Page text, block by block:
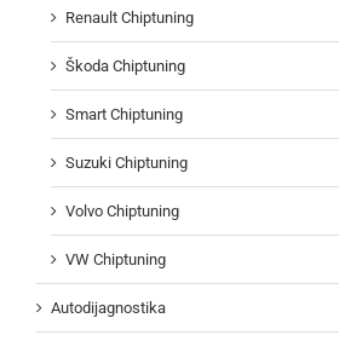
Renault Chiptuning
Škoda Chiptuning
Smart Chiptuning
Suzuki Chiptuning
Volvo Chiptuning
VW Chiptuning
Autodijagnostika